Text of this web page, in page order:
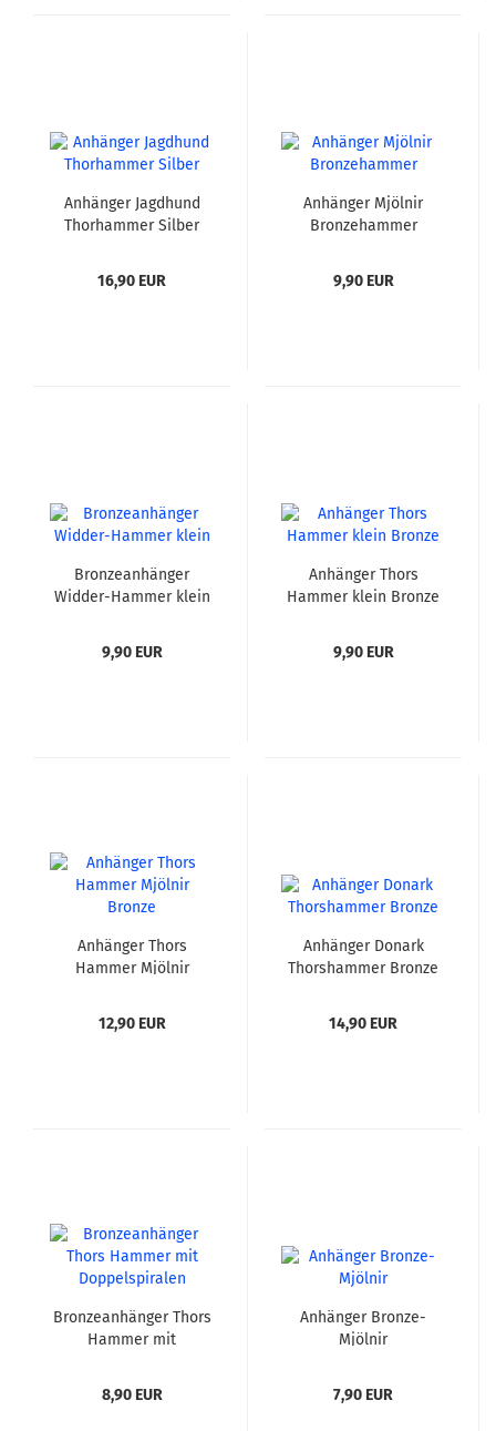
Anhänger Jagdhund
Thorhammer Silber
16,90 EUR
Anhänger Mjölnir
Bronzehammer
9,90 EUR
Bronzeanhänger
Widder-Hammer klein
9,90 EUR
Anhänger Thors
Hammer klein Bronze
9,90 EUR
Anhänger Thors
Hammer Mjölnir
12,90 EUR
Anhänger Donark
Thorshammer Bronze
14,90 EUR
Bronzeanhänger Thors
Hammer mit
8,90 EUR
Anhänger Bronze-
Mjölnir
7,90 EUR